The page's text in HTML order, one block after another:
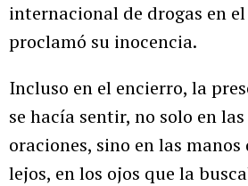
internacional de drogas en
proclamó su inocencia.
Incluso en el encierro, la
se hacía sentir, no solo en
oraciones, sino en las
lejos, en los ojos que la